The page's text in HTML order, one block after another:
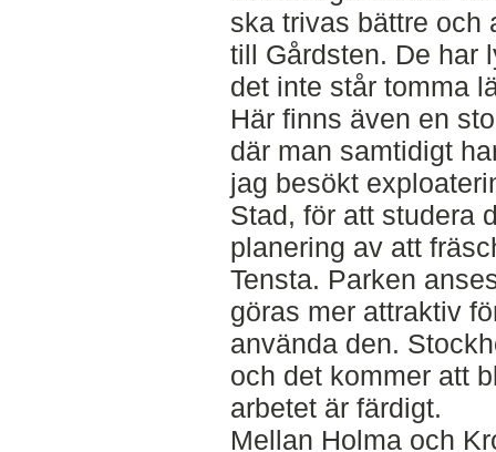
ska trivas bättre och
till Gårdsten. De har
det inte står tomma
Här finns även en
där man samtidigt
jag besökt
Stad, för att studera
planering av att
Tensta. Parken
göras mer attraktiv
använda den.
och det kommer att
arbetet är färdigt.
Mellan Holma och